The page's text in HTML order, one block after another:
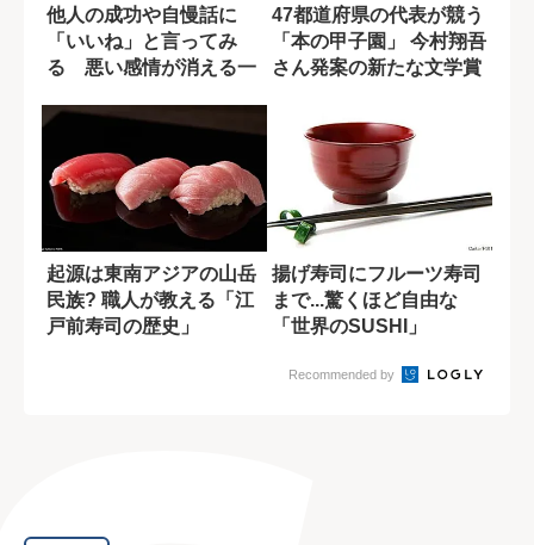
他人の成功や自慢話に
「いいね」と言ってみ
る 悪い感情が消える一
47都道府県の代表が競う
「本の甲子園」 今村翔吾
さん発案の新たな文学賞
起源は東南アジアの山岳
民族? 職人が教える「江
戸前寿司の歴史」
揚げ寿司にフルーツ寿司
まで...驚くほど自由な
「世界のSUSHI」
Recommended by